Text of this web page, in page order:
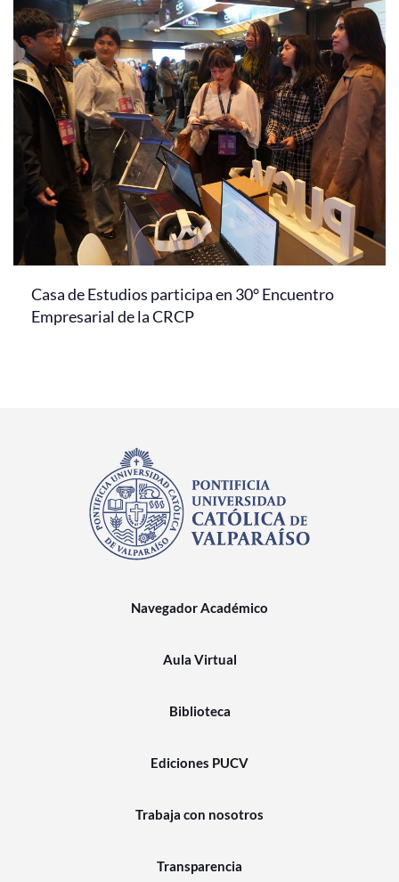
Casa de Estudios participa en 30° Encuentro
Empresarial de la CRCP
Navegador Académico
Aula Virtual
Biblioteca
Ediciones PUCV
Trabaja con nosotros
Transparencia